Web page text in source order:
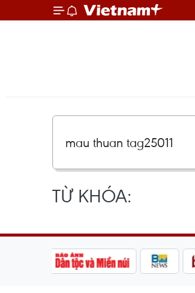
TỪ KHÓA: